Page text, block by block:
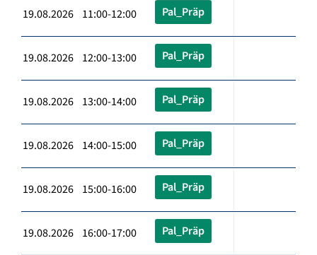
19.08.2026 11:00-12:00 Pal_Präp
19.08.2026 12:00-13:00 Pal_Präp
19.08.2026 13:00-14:00 Pal_Präp
19.08.2026 14:00-15:00 Pal_Präp
19.08.2026 15:00-16:00 Pal_Präp
19.08.2026 16:00-17:00 Pal_Präp